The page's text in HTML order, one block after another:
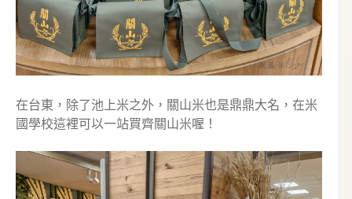
在台東，除了池上米之外，關山米也是鼎鼎大名，在米
國學校這裡可以一站買齊關山米喔！